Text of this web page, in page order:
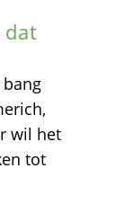
wil het
tot